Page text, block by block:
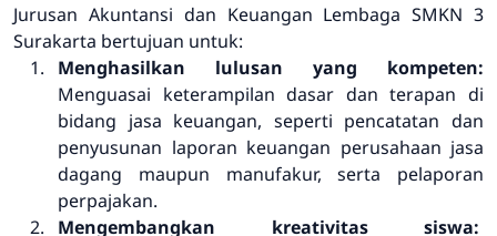
Jurusan Akuntansi dan Keuangan Lembaga SMKN 3
Surakarta bertujuan untuk:
Menghasilkan lulusan yang kompeten:
Menguasai keterampilan dasar dan terapan di
bidang jasa keuangan, seperti pencatatan dan
penyusunan laporan keuangan perusahaan jasa
dagang maupun manufakur, serta pelaporan
perpajakan.
Mengembangkan kreativitas siswa: